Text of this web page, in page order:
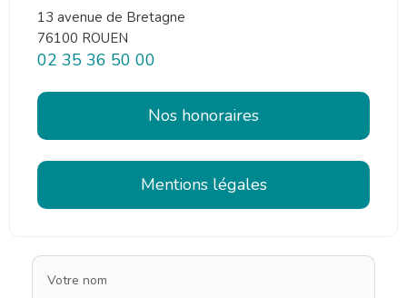
13 avenue de Bretagne
76100 ROUEN
02 35 36 50 00
Nos honoraires
Mentions légales
Votre nom